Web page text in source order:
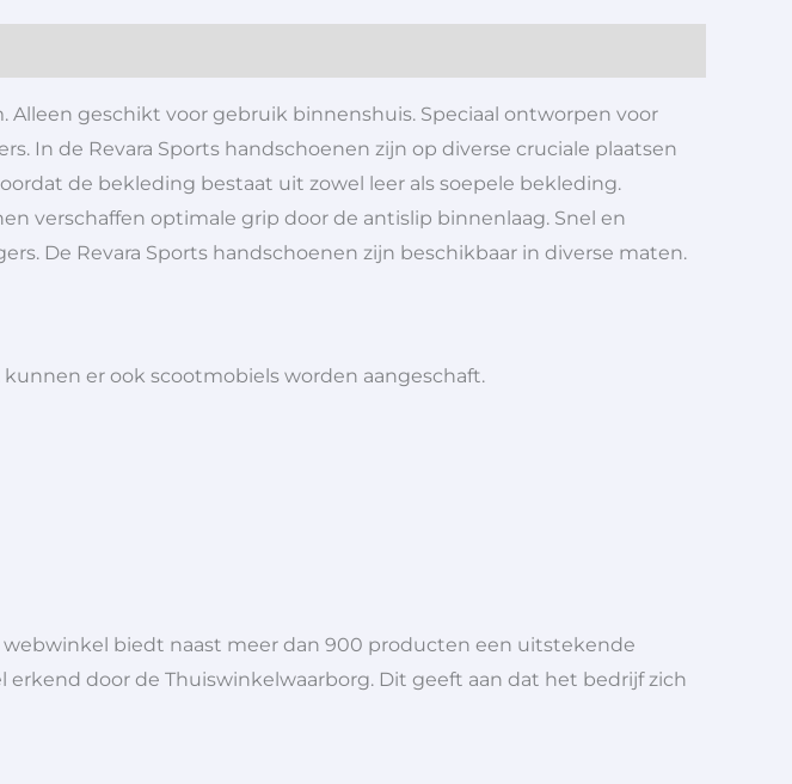
Alleen geschikt voor gebruik binnenshuis. Speciaal ontworpen voor
In de Revara Sports handschoenen zijn op diverse cruciale plaatsen
de bekleding bestaat uit zowel leer als soepele bekleding.
verschaffen optimale grip door de antislip binnenlaag. Snel en
De Revara Sports handschoenen zijn beschikbaar in diverse maten.
er ook scootmobiels worden aangeschaft.
biedt naast meer dan 900 producten een uitstekende
erkend door de Thuiswinkelwaarborg. Dit geeft aan dat het bedrijf zich